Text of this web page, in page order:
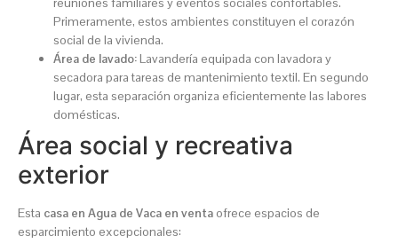
Primeramente, estos ambientes constituyen el corazón
social de la vivienda.
Área de lavado:Lavandería equipada con lavadora y
secadora para tareas de mantenimiento textil. En segundo
lugar, esta separación organiza eficientemente las labores
domésticas.
Área social y recreativa
exterior
Esta casa en Agua de Vaca en venta ofrece espacios de
esparcimiento excepcionales: